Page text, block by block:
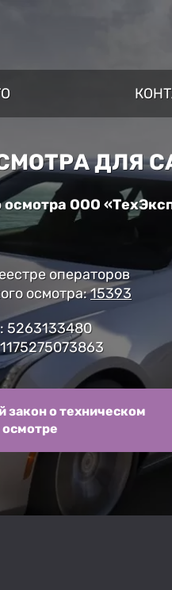
ДЛЯ
осмотра ООО
операторов
осмотра:15393
5263133480
о техническом
осмотре